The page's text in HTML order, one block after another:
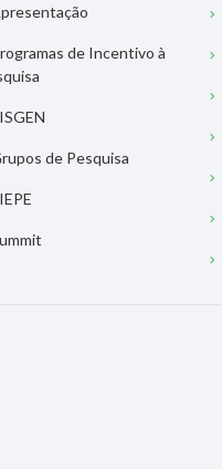
de Incentivo à
de Pesquisa